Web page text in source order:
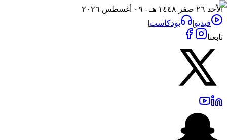
الأحد ٢٦ صفر ١٤٤٨ هـ - ٠٩ أغسطس ٢٠٢٦
فيديو| بودكاست|
تابعنا